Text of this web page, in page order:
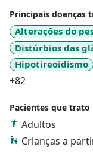
Meu objetivo
buscando o
qualidade de vida, e atuar na prevenção das doenças.
Sempre de
simpósios para
e atualizado a
Principais doenças
Alterações do
Distúrbios das
Hipotireoidismo
+82
Pacientes que trato
Adultos
Crianças a